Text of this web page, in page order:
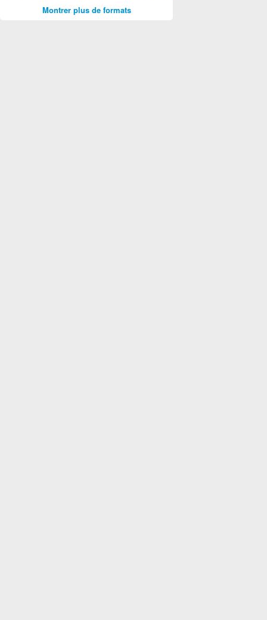
Montrer plus de formats